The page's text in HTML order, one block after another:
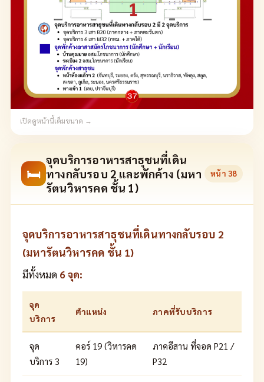
เปิดดูหน้านี้เต็มขนาด →
🛏
จุดบริการอาหารสาธุชนที่เดิน
ทางกลับรอบ 2 และพักค้าง (มหา
รัตนวิหารคด ชั้น 1)
หน้า 38
จุดบริการอาหารสาธุชนที่เดินทางกลับรอบ 2
(มหารัตนวิหารคด ชั้น 1)
มีทั้งหมด 6 จุด:
จุด
บริการ
ตำแหน่ง ภาคที่รับบริการ
จุด
บริการ 3
คอร์ 19 (วิหารคด
19)
ภาคอีสาน ที่จอด P21 /
P32